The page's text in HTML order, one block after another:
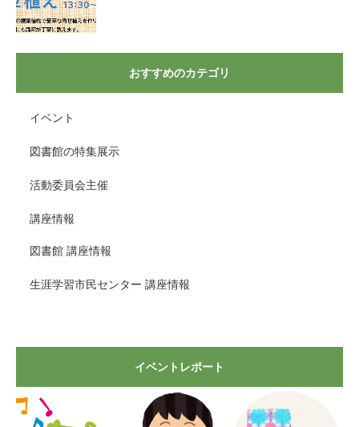
おすすめのカテゴリ
イベント
図書館の特集展示
活動委員会主催
講座情報
図書館 講座情報
生涯学習市民センター 講座情報
イベントレポート